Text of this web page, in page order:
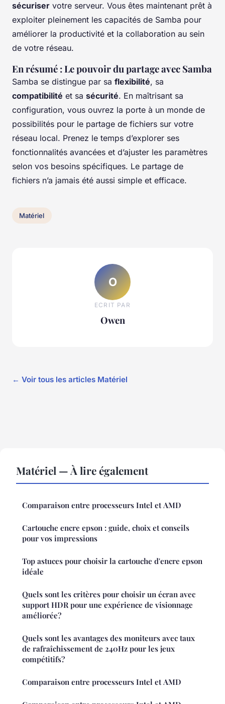
sécuriser votre serveur. Vous êtes maintenant prêt à
exploiter pleinement les capacités de Samba pour
améliorer la productivité et la collaboration au sein
de votre réseau.
En résumé : Le pouvoir du partage avec Samba
Samba se distingue par sa flexibilité, sa
compatibilité et sa sécurité. En maîtrisant sa
configuration, vous ouvrez la porte à un monde de
possibilités pour le partage de fichiers sur votre
réseau local. Prenez le temps d’explorer ses
fonctionnalités avancées et d’ajuster les paramètres
selon vos besoins spécifiques. Le partage de
fichiers n’a jamais été aussi simple et efficace.
Matériel
O
ECRIT PAR
Owen
← Voir tous les articles Matériel
Matériel — À lire également
Comparaison entre processeurs Intel et AMD
Cartouche encre epson : guide, choix et conseils
pour vos impressions
Top astuces pour choisir la cartouche d'encre epson
idéale
Quels sont les critères pour choisir un écran avec
support HDR pour une expérience de visionnage
améliorée?
Quels sont les avantages des moniteurs avec taux
de rafraîchissement de 240Hz pour les jeux
compétitifs?
Comparaison entre processeurs Intel et AMD